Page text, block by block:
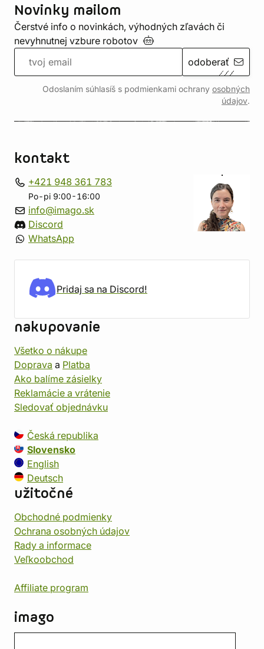
Novinky mailom
Čerstvé info o novinkách, výhodných zľavách či
nevyhnutnej vzbure robotov
odoberať
Odoslaním súhlasíš s podmienkami ochrany osobných
údajov.
kontakt
+421 948 361 783
Po-pi 9:00-16:00
info@imago.sk
Discord
WhatsApp
Pridaj sa na Discord!
nakupovanie
Všetko o nákupe
Doprava a Platba
Ako balíme zásielky
Reklamácie a vrátenie
Sledovať objednávku
Česká republika
Slovensko
English
Deutsch
užitočné
Obchodné podmienky
Ochrana osobných údajov
Rady a informace
Veľkoobchod
Affiliate program
imago